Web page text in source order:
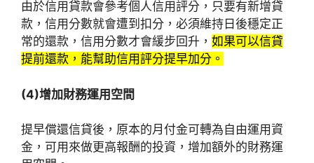
由於信用貸款會參考個人信用評分，只要有新增貸
款，信用分數就會遭到扣分，必須維持日後穩定正
常的還款，信用分數才會緩步回升， 如果可以信貸
提前還款，能幫助信用評分提早加分。
(4)增加財務運用空間
提早償還信貸後，原本的月付金可轉為自由運用資
金，可用來做更高報酬的投資，增加額外的財務運